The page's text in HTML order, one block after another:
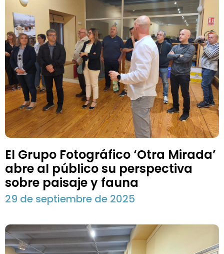
El Grupo Fotográfico ‘Otra Mirada’
abre al público su perspectiva
sobre paisaje y fauna
29 de septiembre de 2025